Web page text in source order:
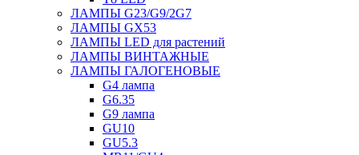
ЛАМПЫ G23/G9/2G7
ЛАМПЫ GX53
ЛАМПЫ LED для растений
ЛАМПЫ ВИНТАЖНЫЕ
ЛАМПЫ ГАЛОГЕНОВЫЕ
G4 лампа
G6.35
G9 лампа
GU10
GU5.3